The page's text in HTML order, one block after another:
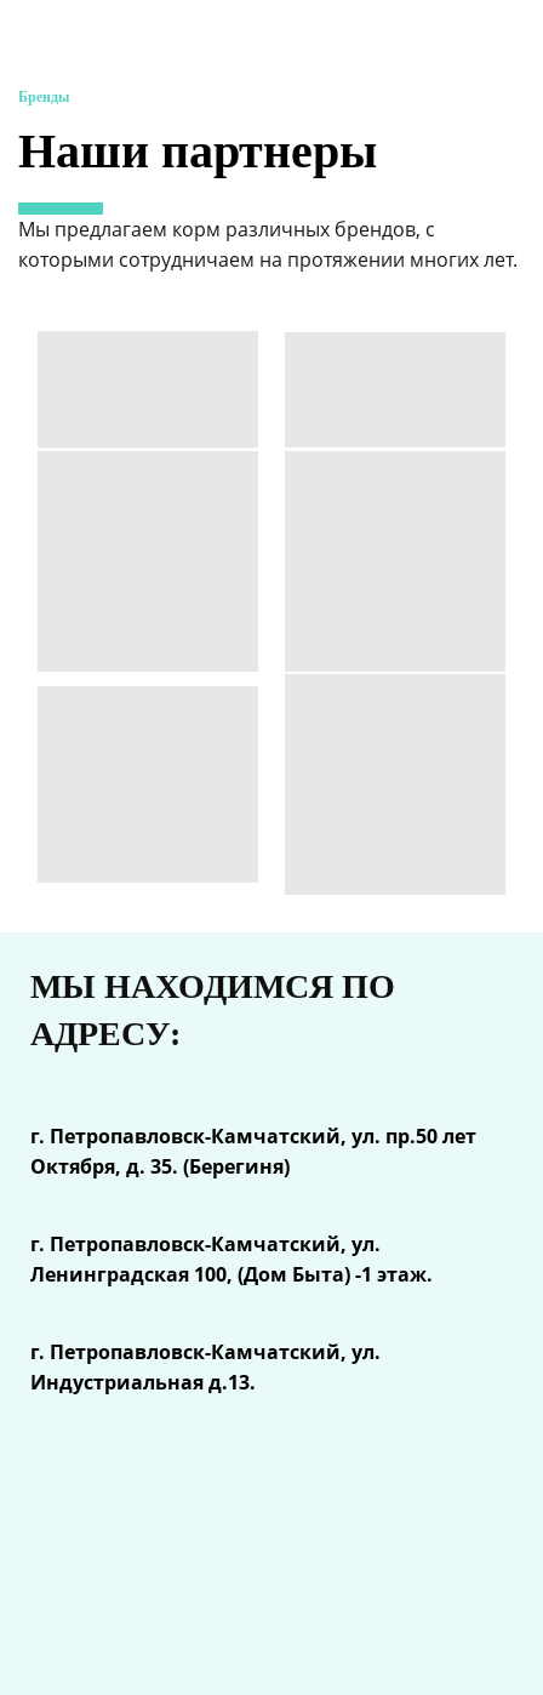
Бренды
Наши партнеры
Мы предлагаем корм различных брендов, с
которыми сотрудничаем на протяжении многих лет.
МЫ НАХОДИМСЯ ПО
АДРЕСУ:
г. Петропавловск-Камчатский, ул. пр.50 лет
Октября, д. 35. (Берегиня)
г. Петропавловск-Камчатский, ул.
Ленинградская 100, (Дом Быта) -1 этаж.
г. Петропавловск-Камчатский, ул.
Индустриальная д.13.